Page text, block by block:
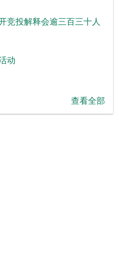
竞投解释会逾三百三十人
动
查看全部